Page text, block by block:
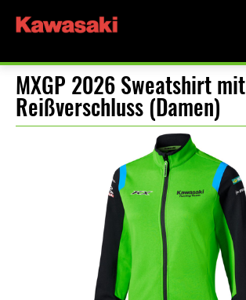
MXGP 2026 Sweatshirt mit
Reißverschluss (Damen)